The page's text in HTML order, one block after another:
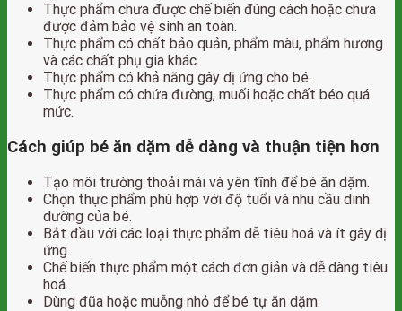
Thực phẩm chưa được chế biến đúng cách hoặc chưa
được đảm bảo vệ sinh an toàn.
Thực phẩm có chất bảo quản, phẩm màu, phẩm hương
và các chất phụ gia khác.
Thực phẩm có khả năng gây dị ứng cho bé.
Thực phẩm có chứa đường, muối hoặc chất béo quá
mức.
Cách giúp bé ăn dặm dễ dàng và thuận tiện hơn
Tạo môi trường thoải mái và yên tĩnh để bé ăn dặm.
Chọn thực phẩm phù hợp với độ tuổi và nhu cầu dinh
dưỡng của bé.
Bắt đầu với các loại thực phẩm dễ tiêu hoá và ít gây dị
ứng.
Chế biến thực phẩm một cách đơn giản và dễ dàng tiêu
hoá.
Dùng đũa hoặc muỗng nhỏ để bé tự ăn dặm.